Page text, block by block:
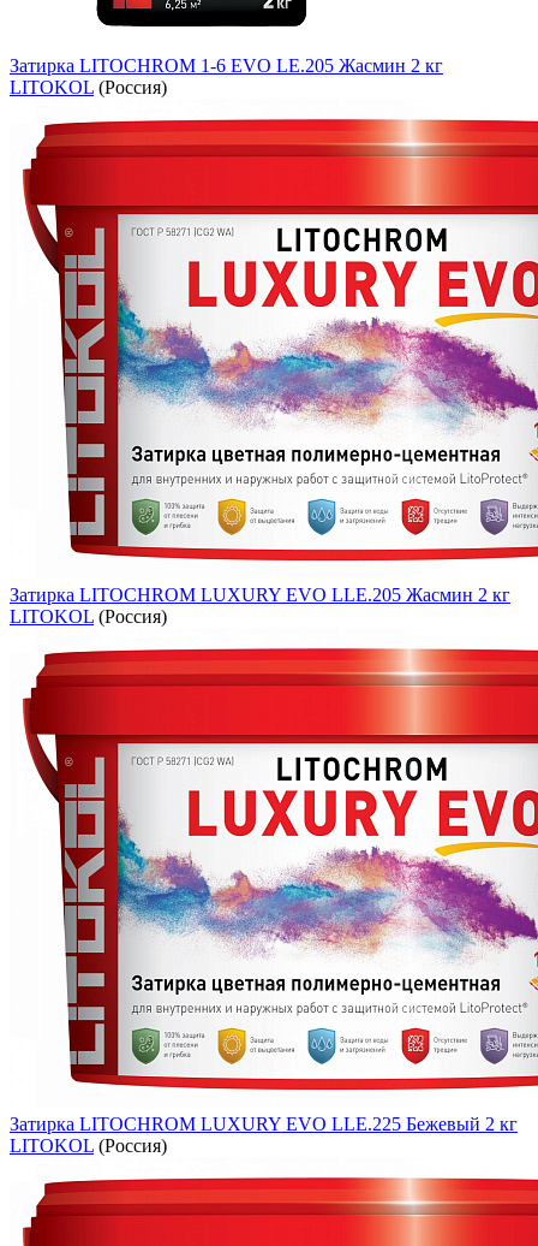
Затирка LITOCHROM 1-6 EVO LE.205 Жасмин 2 кг
LITOKOL (Россия)
Затирка LITOCHROM LUXURY EVO LLE.205 Жасмин 2 кг
LITOKOL (Россия)
Затирка LITOCHROM LUXURY EVO LLE.225 Бежевый 2 кг
LITOKOL (Россия)